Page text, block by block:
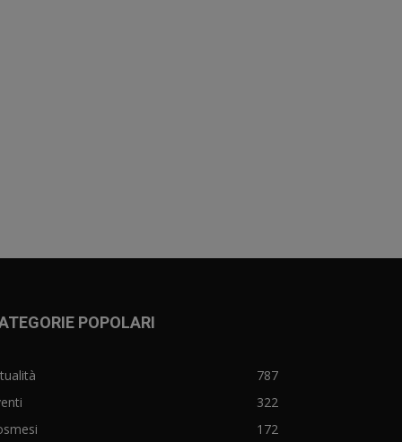
POPOLARI
787
322
172